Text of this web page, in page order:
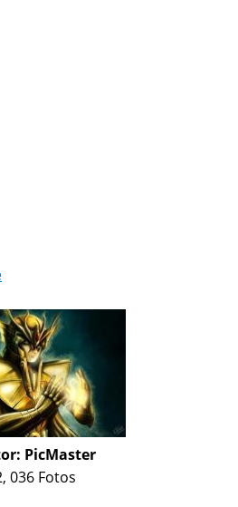
PicMaster
036 Fotos